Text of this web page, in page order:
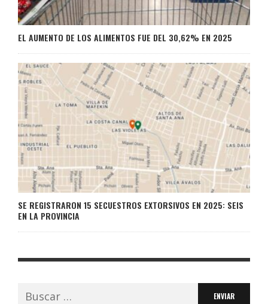
EL AUMENTO DE LOS ALIMENTOS FUE DEL 30,62% EN 2025
SE REGISTRARON 15 SECUESTROS EXTORSIVOS EN 2025: SEIS
EN LA PROVINCIA
Buscar: